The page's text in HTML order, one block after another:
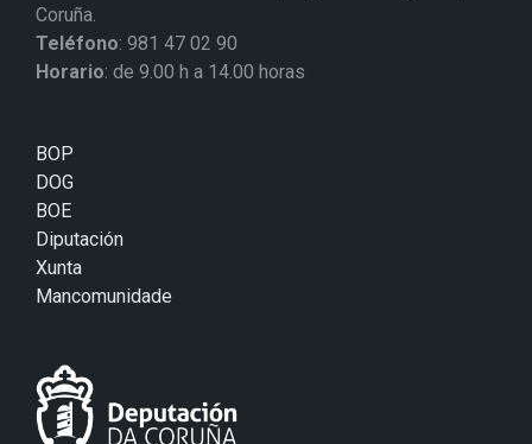
Coruña.
Teléfono: 981 47 02 90
Horario: de 9.00 h a 14.00 horas
BOP
DOG
BOE
Diputación
Xunta
Mancomunidade